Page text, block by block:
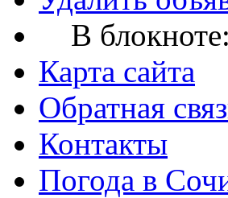
В блокноте:
Карта сайта
Обратная
Контакты
Погода в